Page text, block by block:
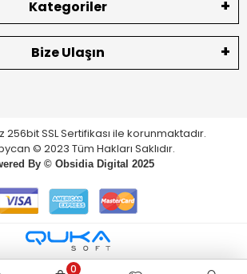
Kategoriler
Bize Ulaşın
256bit SSL Sertifikası ile korunmaktadır.
© 2023 Tüm Hakları Saklıdır.
By © Obsidia Digital 2025
0